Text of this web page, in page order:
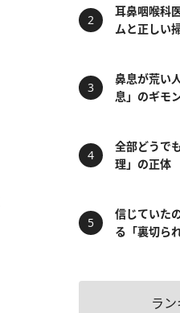
耳鼻咽喉科
ムと正しい
鼻息が荒い
息」のギモ
全部どうで
理」の正体
信じていた
る「裏切ら
ラ